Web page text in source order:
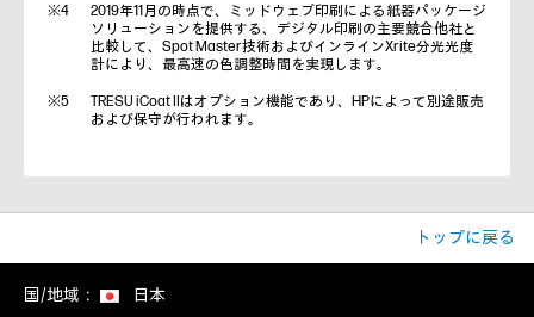
2019年11月の時点で、ミッドウェブ印刷による紙器パッケージ
ソリューションを提供する、デジタル印刷の主要競合他社と
比較して、Spot Master技術およびインラインXrite分光光度
計により、最高速の色調整時間を実現します。
TRESU iCoat IIはオプション機能であり、HPによって別途販売
および保守が行われます。
トップに戻る
国/地域： 日本